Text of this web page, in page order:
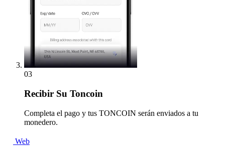
03
Recibir Su Toncoin
Completa el pago y tus TONCOIN serán enviados a tu
monedero.
Web